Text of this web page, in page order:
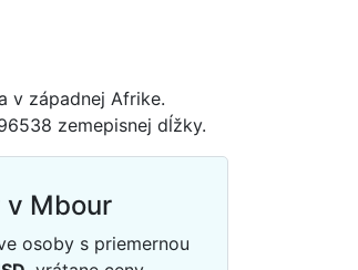
v západnej Afrike.
zemepisnej dĺžky.
v Mbour
osoby s priemernou